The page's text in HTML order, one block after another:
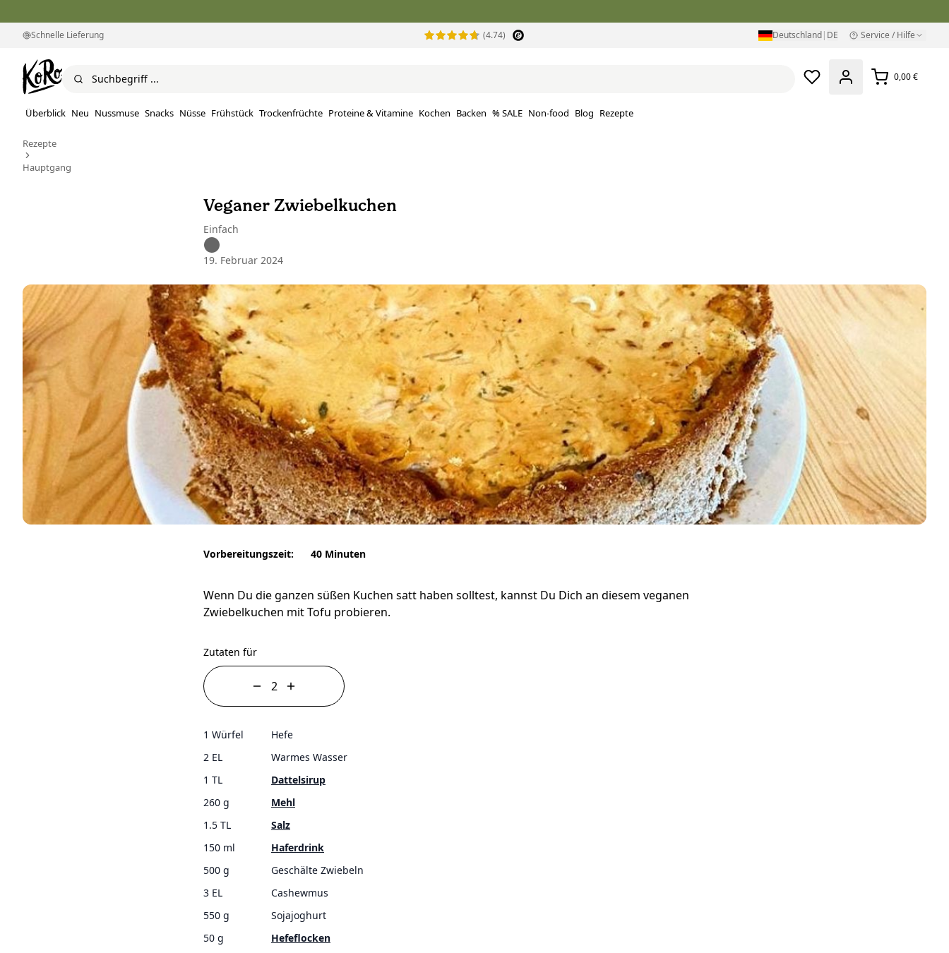
Schnelle Lieferung (4.74) Deutschland| DE Service / Hilfe
0,00 €
Überblick Neu Nussmuse Snacks Nüsse Frühstück Trockenfrüchte Proteine ​​& Vitamine Kochen Backen % SALE Non-food Blog Rezepte
Rezepte
Hauptgang
Veganer Zwiebelkuchen
Einfach
19. Februar 2024
Vorbereitungszeit: 40 Minuten
Wenn Du die ganzen süßen Kuchen satt haben solltest, kannst Du Dich an diesem veganen
Zwiebelkuchen mit Tofu probieren.
Zutaten für
1 Würfel
Hefe
2 EL
Warmes Wasser
1 TL
Dattelsirup
260 g
Mehl
1.5 TL
Salz
150 ml
Haferdrink
500 g
Geschälte Zwiebeln
3 EL
Cashewmus
550 g
Sojajoghurt
50 g
Hefeflocken